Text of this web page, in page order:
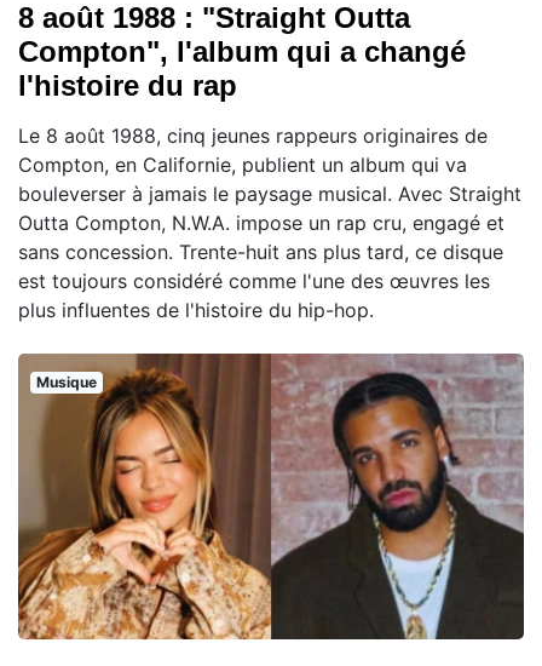
8 août 1988 : "Straight Outta
Compton", l'album qui a changé
l'histoire du rap
Le 8 août 1988, cinq jeunes rappeurs originaires de
Compton, en Californie, publient un album qui va
bouleverser à jamais le paysage musical. Avec Straight
Outta Compton, N.W.A. impose un rap cru, engagé et
sans concession. Trente-huit ans plus tard, ce disque
est toujours considéré comme l'une des œuvres les
plus influentes de l'histoire du hip-hop.
Musique